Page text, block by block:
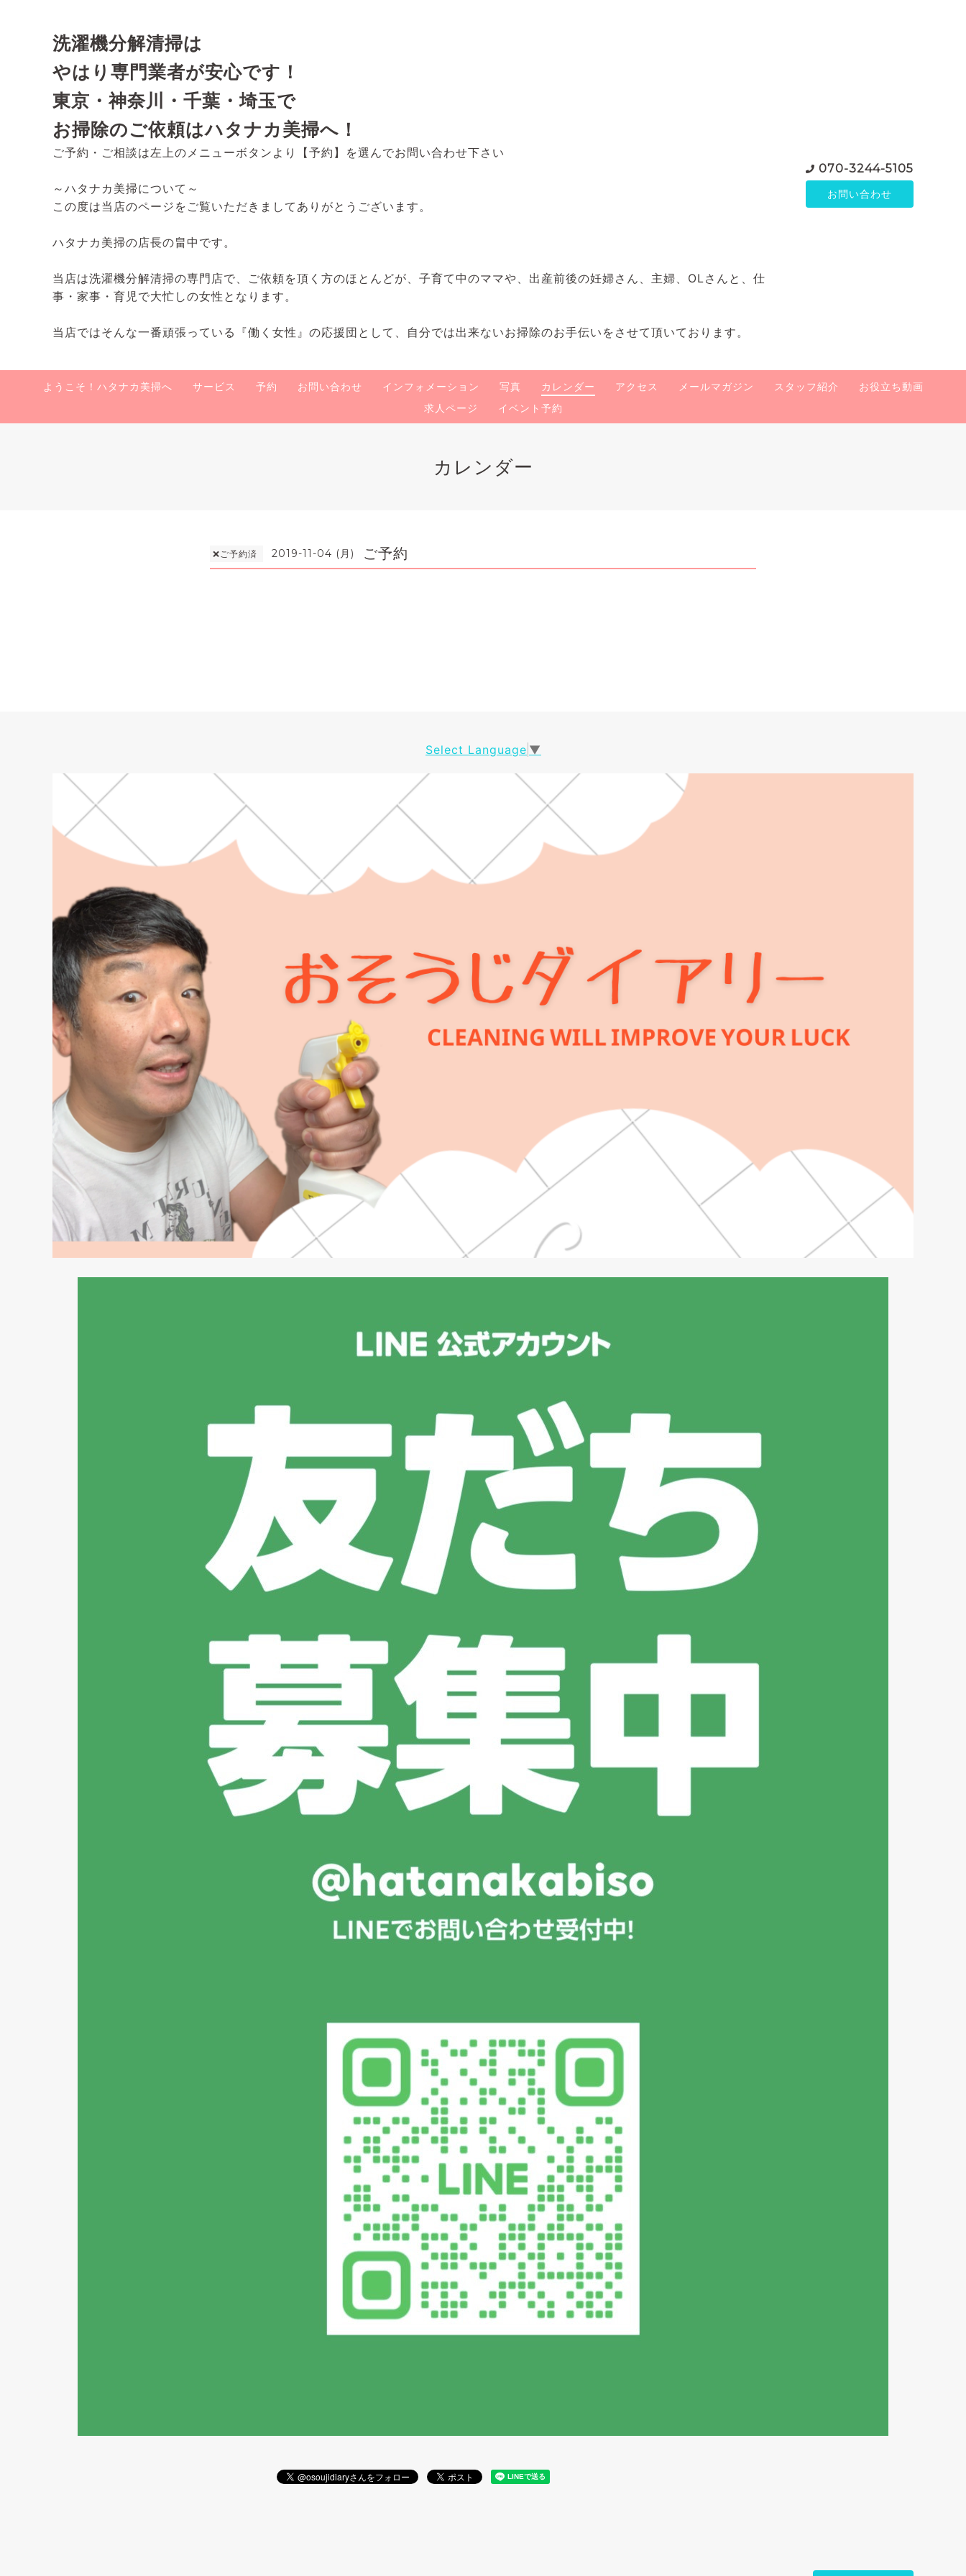
洗濯機分解清掃は
やはり専門業者が安心です！
東京・神奈川・千葉・埼玉で
お掃除のご依頼はハタナカ美掃へ！
ご予約・ご相談は左上のメニューボタンより【予約】を選んでお問い合わせ下さい
～ハタナカ美掃について～
この度は当店のページをご覧いただきましてありがとうございます。
ハタナカ美掃の店長の畠中です。
当店は洗濯機分解清掃の専門店で、ご依頼を頂く方のほとんどが、子育て中のママや、出産前後の妊婦さん、主婦、OLさんと、仕
事・家事・育児で大忙しの女性となります。
当店ではそんな一番頑張っている『働く女性』の応援団として、自分では出来ないお掃除のお手伝いをさせて頂いております。
070-3244-5105
お問い合わせ
ようこそ！ハタナカ美掃へ サービス 予約 お問い合わせ インフォメーション 写真 カレンダー アクセス メールマガジン スタッフ紹介
お役立ち動画
求人ページ
イベント予約
カレンダー
❌ご予約済 2019-11-04 (月) ご予約
Select Language ▼